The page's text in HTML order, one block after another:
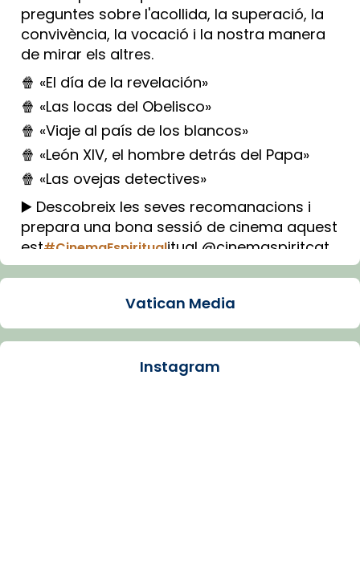
preguntes sobre l'acollida, la superació, la
convivència, la vocació i la nostra manera
de mirar els altres.
🍿 «El día de la revelación»
🍿 «Las locas del Obelisco»
🍿 «Viaje al país de los blancos»
🍿 «León XIV, el hombre detrás del Papa»
🍿 «Las ovejas detectives»
▶️ Descobreix les seves recomanacions i
prepara una bona sessió de cinema aquest
est#CinemaEspiritualitual @cinemaspiritcat
Imatge: Generada amb IA (OpenAI)
Arquebisbat de Barcelona
Vatican Media
Instagram